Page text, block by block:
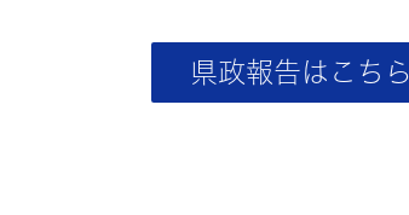
県政報告はこちら